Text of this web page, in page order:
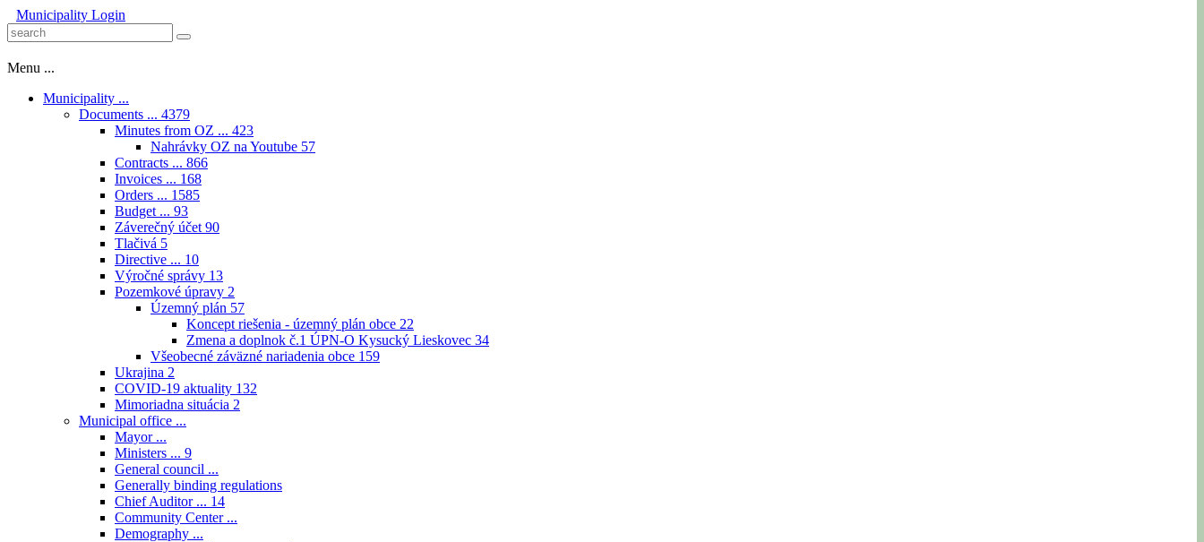
Municipality Login
Menu ...
Municipality ...
Documents ... 4379
Minutes from OZ ... 423
Nahrávky OZ na Youtube 57
Contracts ... 866
Invoices ... 168
Orders ... 1585
Budget ... 93
Záverečný účet 90
Tlačivá 5
Directive ... 10
Výročné správy 13
Pozemkové úpravy 2
Územný plán 57
Koncept riešenia - územný plán obce 22
Zmena a doplnok č.1 ÚPN-O Kysucký Lieskovec 34
Všeobecné záväzné nariadenia obce 159
Ukrajina 2
COVID-19 aktuality 132
Mimoriadna situácia 2
Municipal office ...
Mayor ...
Ministers ... 9
General council ...
Generally binding regulations
Chief Auditor ... 14
Community Center ...
Demography ...